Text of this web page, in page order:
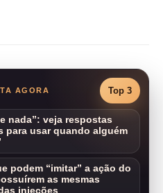
AGORA Top 3
nada”: veja respostas
para usar quando alguém
podem “imitar” a ação do
as mesmas
injeções